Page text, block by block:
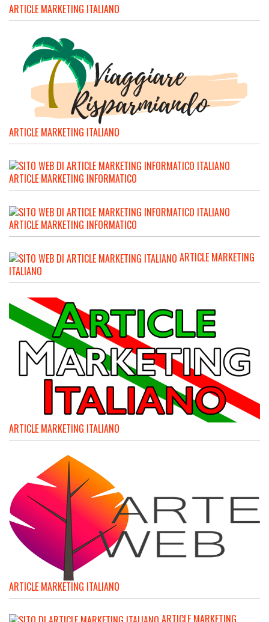
ARTICLE MARKETING ITALIANO
ARTICLE MARKETING ITALIANO
ARTICLE MARKETING INFORMATICO
ARTICLE MARKETING INFORMATICO
ARTICLE MARKETING
ITALIANO
ARTICLE MARKETING ITALIANO
ARTICLE MARKETING ITALIANO
ARTICLE MARKETING